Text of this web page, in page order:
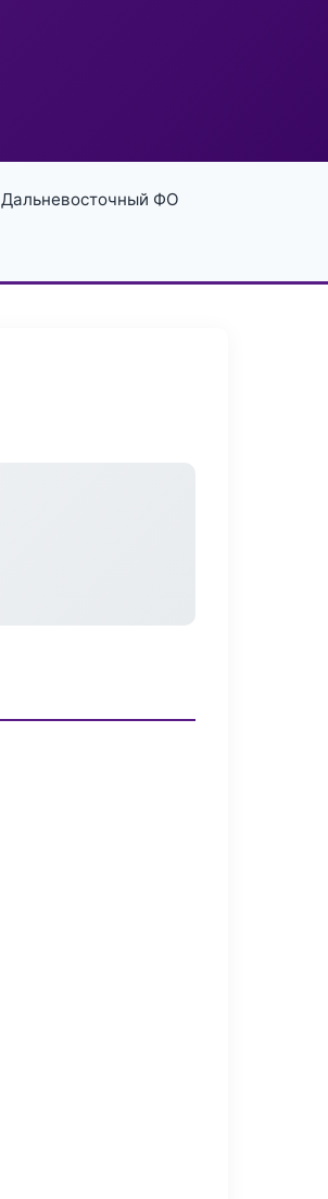
Дальневосточный ФО